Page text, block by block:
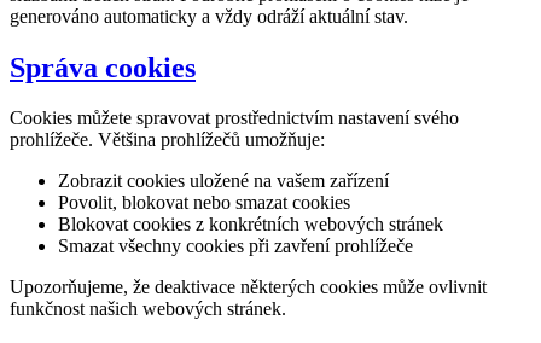
generováno automaticky a vždy odráží aktuální stav.
Správa cookies
Cookies můžete spravovat prostřednictvím nastavení svého
prohlížeče. Většina prohlížečů umožňuje:
Zobrazit cookies uložené na vašem zařízení
Povolit, blokovat nebo smazat cookies
Blokovat cookies z konkrétních webových stránek
Smazat všechny cookies při zavření prohlížeče
Upozorňujeme, že deaktivace některých cookies může ovlivnit
funkčnost našich webových stránek.